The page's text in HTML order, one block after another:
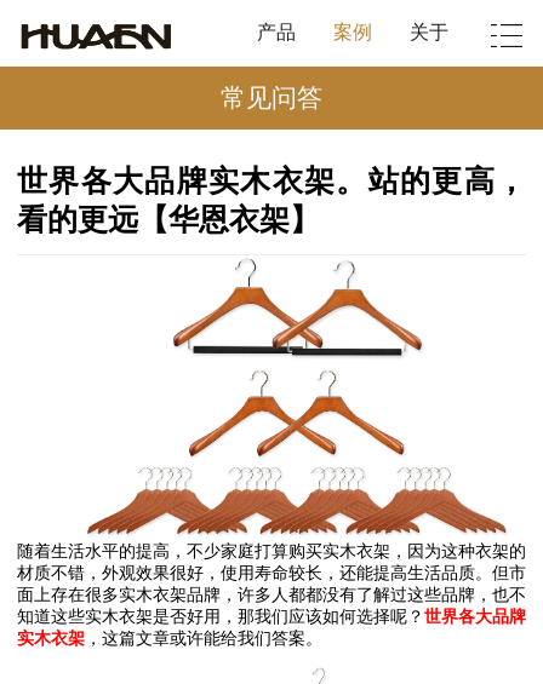
产品 案例 关于
常见问答
世界各大品牌实木衣架。站的更高，
看的更远【华恩衣架】
随着生活水平的提高，不少家庭打算购买实木衣架，因为这种衣架的
材质不错，外观效果很好，使用寿命较长，还能提高生活品质。但市
面上存在很多实木衣架品牌，许多人都都没有了解过这些品牌，也不
知道这些实木衣架是否好用，那我们应该如何选择呢？ 世界各大品牌
实木衣架 ，这篇文章或许能给我们答案。